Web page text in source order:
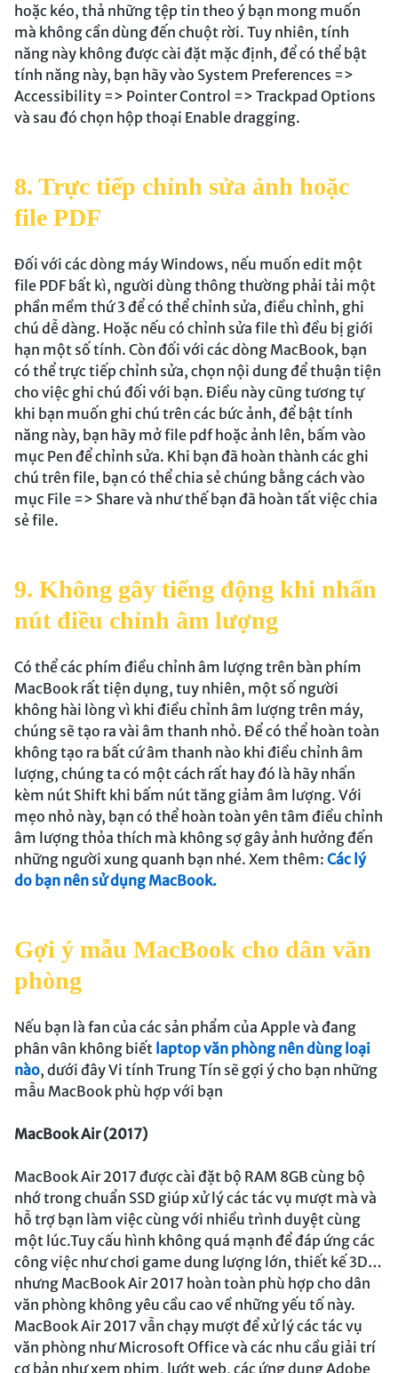
hoặc kéo, thả những tệp tin theo ý bạn mong muốn
mà không cần dùng đến chuột rời. Tuy nhiên, tính
năng này không được cài đặt mặc định, để có thể bật
tính năng này, bạn hãy vào System Preferences =>
Accessibility => Pointer Control => Trackpad Options
và sau đó chọn hộp thoại Enable dragging.
8. Trực tiếp chỉnh sửa ảnh hoặc
file PDF
Đối với các dòng máy Windows, nếu muốn edit một
file PDF bất kì, người dùng thông thường phải tải một
phần mềm thứ 3 để có thể chỉnh sửa, điều chỉnh, ghi
chú dễ dàng. Hoặc nếu có chỉnh sửa file thì đều bị giới
hạn một số tính. Còn đối với các dòng MacBook, bạn
có thể trực tiếp chỉnh sửa, chọn nội dung để thuận tiện
cho việc ghi chú đối với bạn. Điều này cũng tương tự
khi bạn muốn ghi chú trên các bức ảnh, để bật tính
năng này, bạn hãy mở file pdf hoặc ảnh lên, bấm vào
mục Pen để chỉnh sửa. Khi bạn đã hoàn thành các ghi
chú trên file, bạn có thể chia sẻ chúng bằng cách vào
mục File => Share và như thế bạn đã hoàn tất việc chia
sẻ file.
9. Không gây tiếng động khi nhấn
nút điều chỉnh âm lượng
Có thể các phím điều chỉnh âm lượng trên bàn phím
MacBook rất tiện dụng, tuy nhiên, một số người
không hài lòng vì khi điều chỉnh âm lượng trên máy,
chúng sẽ tạo ra vài âm thanh nhỏ. Để có thể hoàn toàn
không tạo ra bất cứ âm thanh nào khi điều chỉnh âm
lượng, chúng ta có một cách rất hay đó là hãy nhấn
kèm nút Shift khi bấm nút tăng giảm âm lượng. Với
mẹo nhỏ này, bạn có thể hoàn toàn yên tâm điều chỉnh
âm lượng thỏa thích mà không sợ gây ảnh hưởng đến
những người xung quanh bạn nhé. Xem thêm: Các lý
do bạn nên sử dụng MacBook.
Gợi ý mẫu MacBook cho dân văn
phòng
Nếu bạn là fan của các sản phẩm của Apple và đang
phân vân không biết laptop văn phòng nên dùng loại
nào, dưới đây Vi tính Trung Tín sẽ gợi ý cho bạn những
mẫu MacBook phù hợp với bạn
MacBook Air (2017)
MacBook Air 2017 được cài đặt bộ RAM 8GB cùng bộ
nhớ trong chuẩn SSD giúp xử lý các tác vụ mượt mà và
hỗ trợ bạn làm việc cùng với nhiều trình duyệt cùng
một lúc.Tuy cấu hình không quá mạnh để đáp ứng các
công việc như chơi game dung lượng lớn, thiết kế 3D…
nhưng MacBook Air 2017 hoàn toàn phù hợp cho dân
văn phòng không yêu cầu cao về những yếu tố này.
MacBook Air 2017 vẫn chạy mượt để xử lý các tác vụ
văn phòng như Microsoft Office và các nhu cầu giải trí
cơ bản như xem phim, lướt web, các ứng dụng Adobe